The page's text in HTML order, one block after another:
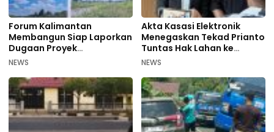
Forum Kalimantan
Membangun Siap Laporkan
Dugaan Proyek
Bermasalah PUPR Kalteng
NEWS
Akta Kasasi Elektronik
Menegaskan Tekad Prianto
Tuntas Hak Lahan ke
Mahkamah Agung
NEWS